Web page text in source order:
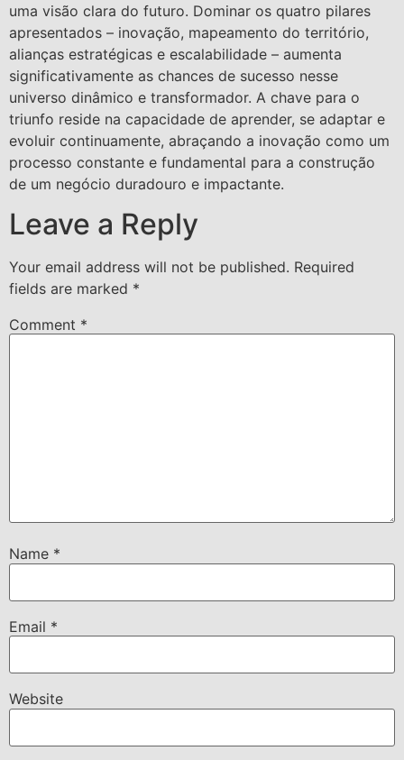
uma visão clara do futuro. Dominar os quatro pilares
apresentados – inovação, mapeamento do território,
alianças estratégicas e escalabilidade – aumenta
significativamente as chances de sucesso nesse
universo dinâmico e transformador. A chave para o
triunfo reside na capacidade de aprender, se adaptar e
evoluir continuamente, abraçando a inovação como um
processo constante e fundamental para a construção
de um negócio duradouro e impactante.
Leave a Reply
Your email address will not be published. Required
fields are marked *
Comment *
Name *
Email *
Website